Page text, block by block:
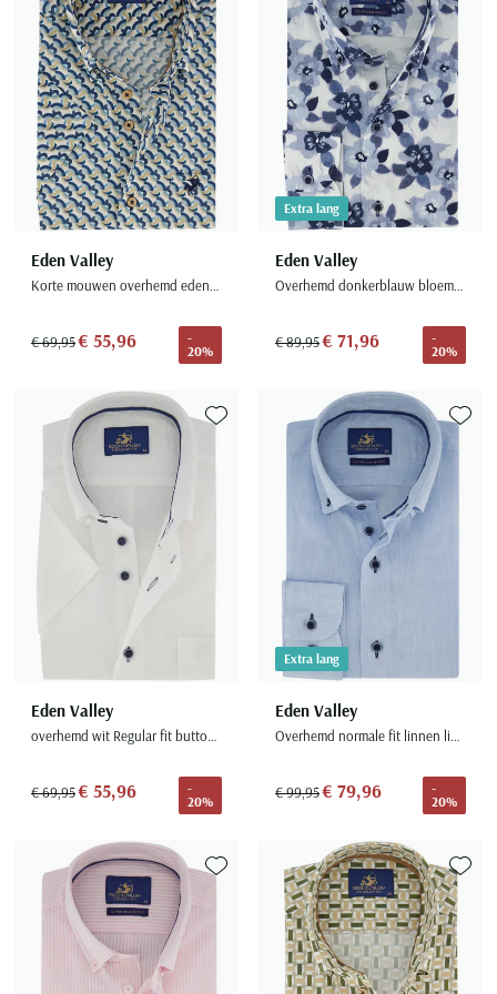
Eden Valley
Korte mouwen overhemd eden valley met borstzak blauw printje
€ 69,95€ 55,96
-
20%
Eden Valley
Overhemd donkerblauw bloemen print mouwlengte 7
€ 89,95€ 71,96
-
20%
Extra lang
Eden Valley
overhemd wit Regular fit button-down korte mouw
€ 69,95€ 55,96
-
20%
Toevoegen aan favorieten
Eden Valley
Overhemd normale fit linnen lichtblauw gemêleerd
€ 99,95€ 79,96
-
20%
Extra lang
Toevoegen aan favorieten